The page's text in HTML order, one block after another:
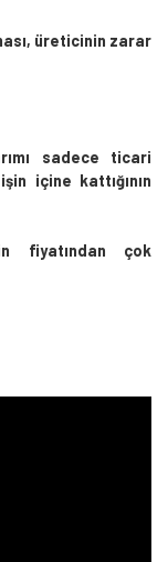
üreticinin zarar
sadece ticari
içine kattığının
fiyatından çok